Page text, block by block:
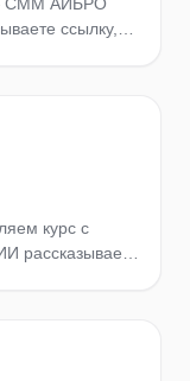
ссылку,
курс с
рассказывает